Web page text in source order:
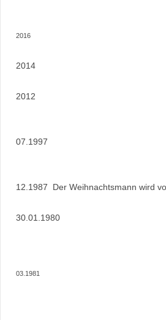
2016
2014
2012
07.1997
12.1987 Der Weihnachtsmann wird
30.01.1980
03.1981